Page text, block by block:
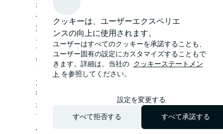
社です。JLLは、最先端テクノロジーを駆
使して、お客様や人々、コミュニティーに
対し、投資機会や環境に配慮した持続可能
な不動産ソリューションを提供すること
で、不動産の未来をかたちづくり、よりよ
い世界に貢献します。
フォーチュン500に選出されているJLLは、
2020年9月30日現在、世界80ヵ国で展開、
従業員約92,000名を擁し、売上高は180億
米ドルです。JLLは、ジョーンズ ラング ラ
サール インコーポレイテッドの企業呼称
及び登録商標です。
クッキーは、ユーザーエクスペリエ
ンスの向上に使用されます。
ユーザーはすべてのクッキーを承諾することも、
ユーザー固有の設定にカスタマイズすることもで
きます。詳細は、当社の クッキーステートメン
トを参照してください。
設定を変更する
すべて拒否する
すべて承諾する